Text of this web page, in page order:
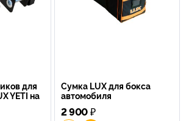
для
YETI на
Сумка LUX для бокса
автомобиля
2 900₽